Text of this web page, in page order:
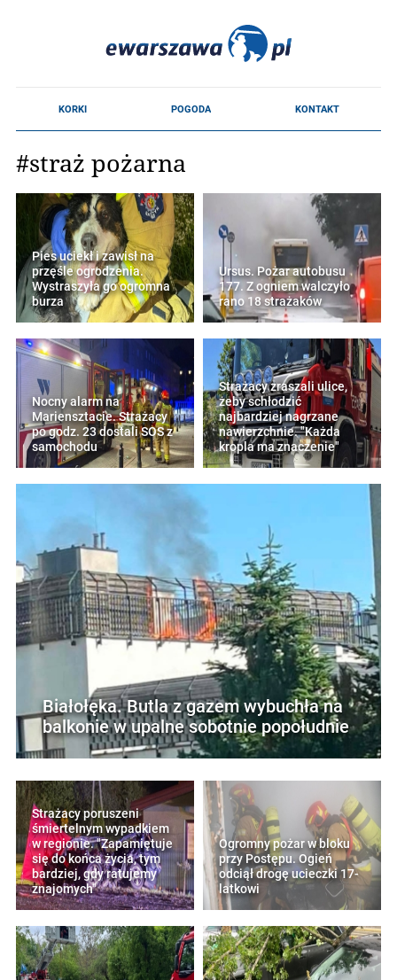
#straż pożarna
Pies uciekł i zawisł na
przęśle ogrodzenia.
Wystraszyła go ogromna
burza
Ursus. Pożar autobusu
177. Z ogniem walczyło
rano 18 strażaków
Nocny alarm na
Mariensztacie. Strażacy
po godz. 23 dostali SOS z
samochodu
Strażacy zraszali ulice,
żeby schłodzić
najbardziej nagrzane
nawierzchnie. "Każda
kropla ma znaczenie"
Białołęka. Butla z gazem wybuchła na
balkonie w upalne sobotnie popołudnie
Strażacy poruszeni
śmiertelnym wypadkiem
w regionie. "Zapamiętuje
się do końca życia, tym
bardziej, gdy ratujemy
znajomych"
Ogromny pożar w bloku
przy Postępu. Ogień
odciął drogę ucieczki 17-
latkowi